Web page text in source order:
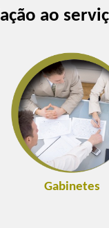
ao
Gabinetes